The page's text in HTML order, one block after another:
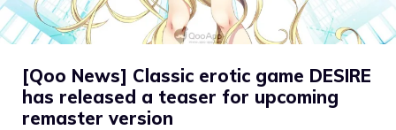
[Qoo News] Classic erotic game DESIRE
has released a teaser for upcoming
remaster version